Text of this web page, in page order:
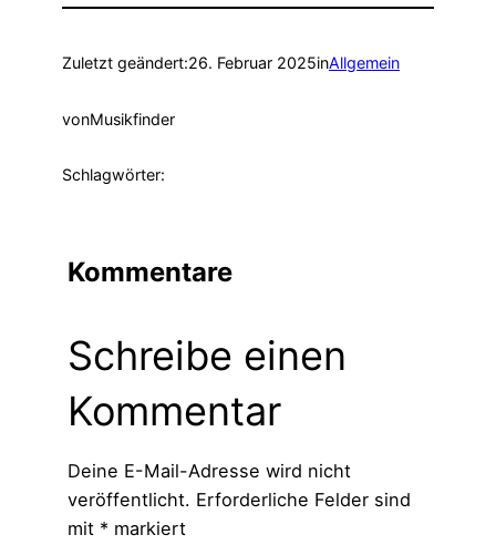
Zuletzt geändert:26. Februar 2025inAllgemein
vonMusikfinder
Schlagwörter:
Kommentare
Schreibe einen
Kommentar
Deine E-Mail-Adresse wird nicht
veröffentlicht. Erforderliche Felder sind
mit * markiert